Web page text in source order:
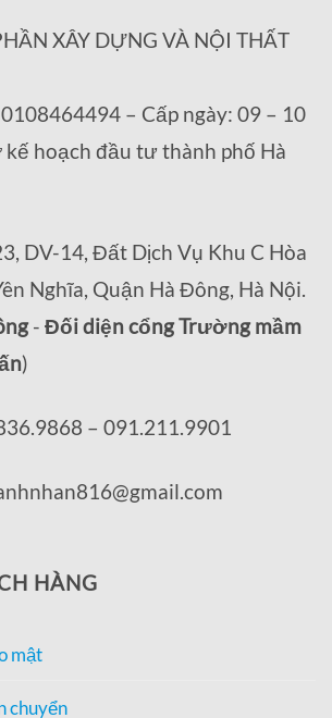
XÂY DỰNG VÀ NỘI THẤT
– Cấp ngày: 09 – 10
kế hoạch đầu tư thành phố Hà
DV-14, Đất Dịch Vụ Khu C Hòa
Nghĩa, Quận Hà Đông, Hà Nội.
- Đối diện cổng Trường mầm
)
– 091.211.9901
HÀNG
mật
chuyển